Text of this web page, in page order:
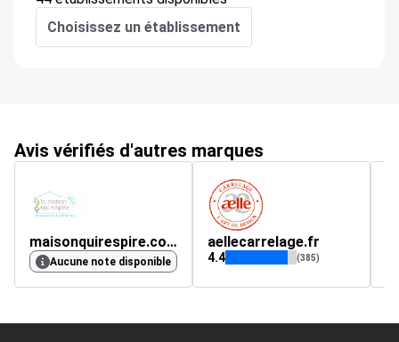
Choisissez un établissement
Avis vérifiés d'autres marques
maisonquirespire.com
Aucune note disponible
aellecarrelage.fr
4.4 (385)